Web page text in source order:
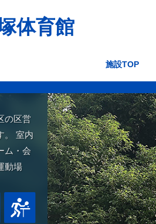
体育館
施設TOP
の区営
。 室内
ム・会
動場